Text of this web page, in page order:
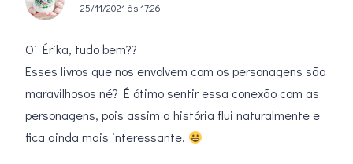
25/11/2021 às 17:26
Oi Érika, tudo bem??
Esses livros que nos envolvem com os personagens são
maravilhosos né? É ótimo sentir essa conexão com as
personagens, pois assim a história flui naturalmente e
fica ainda mais interessante.